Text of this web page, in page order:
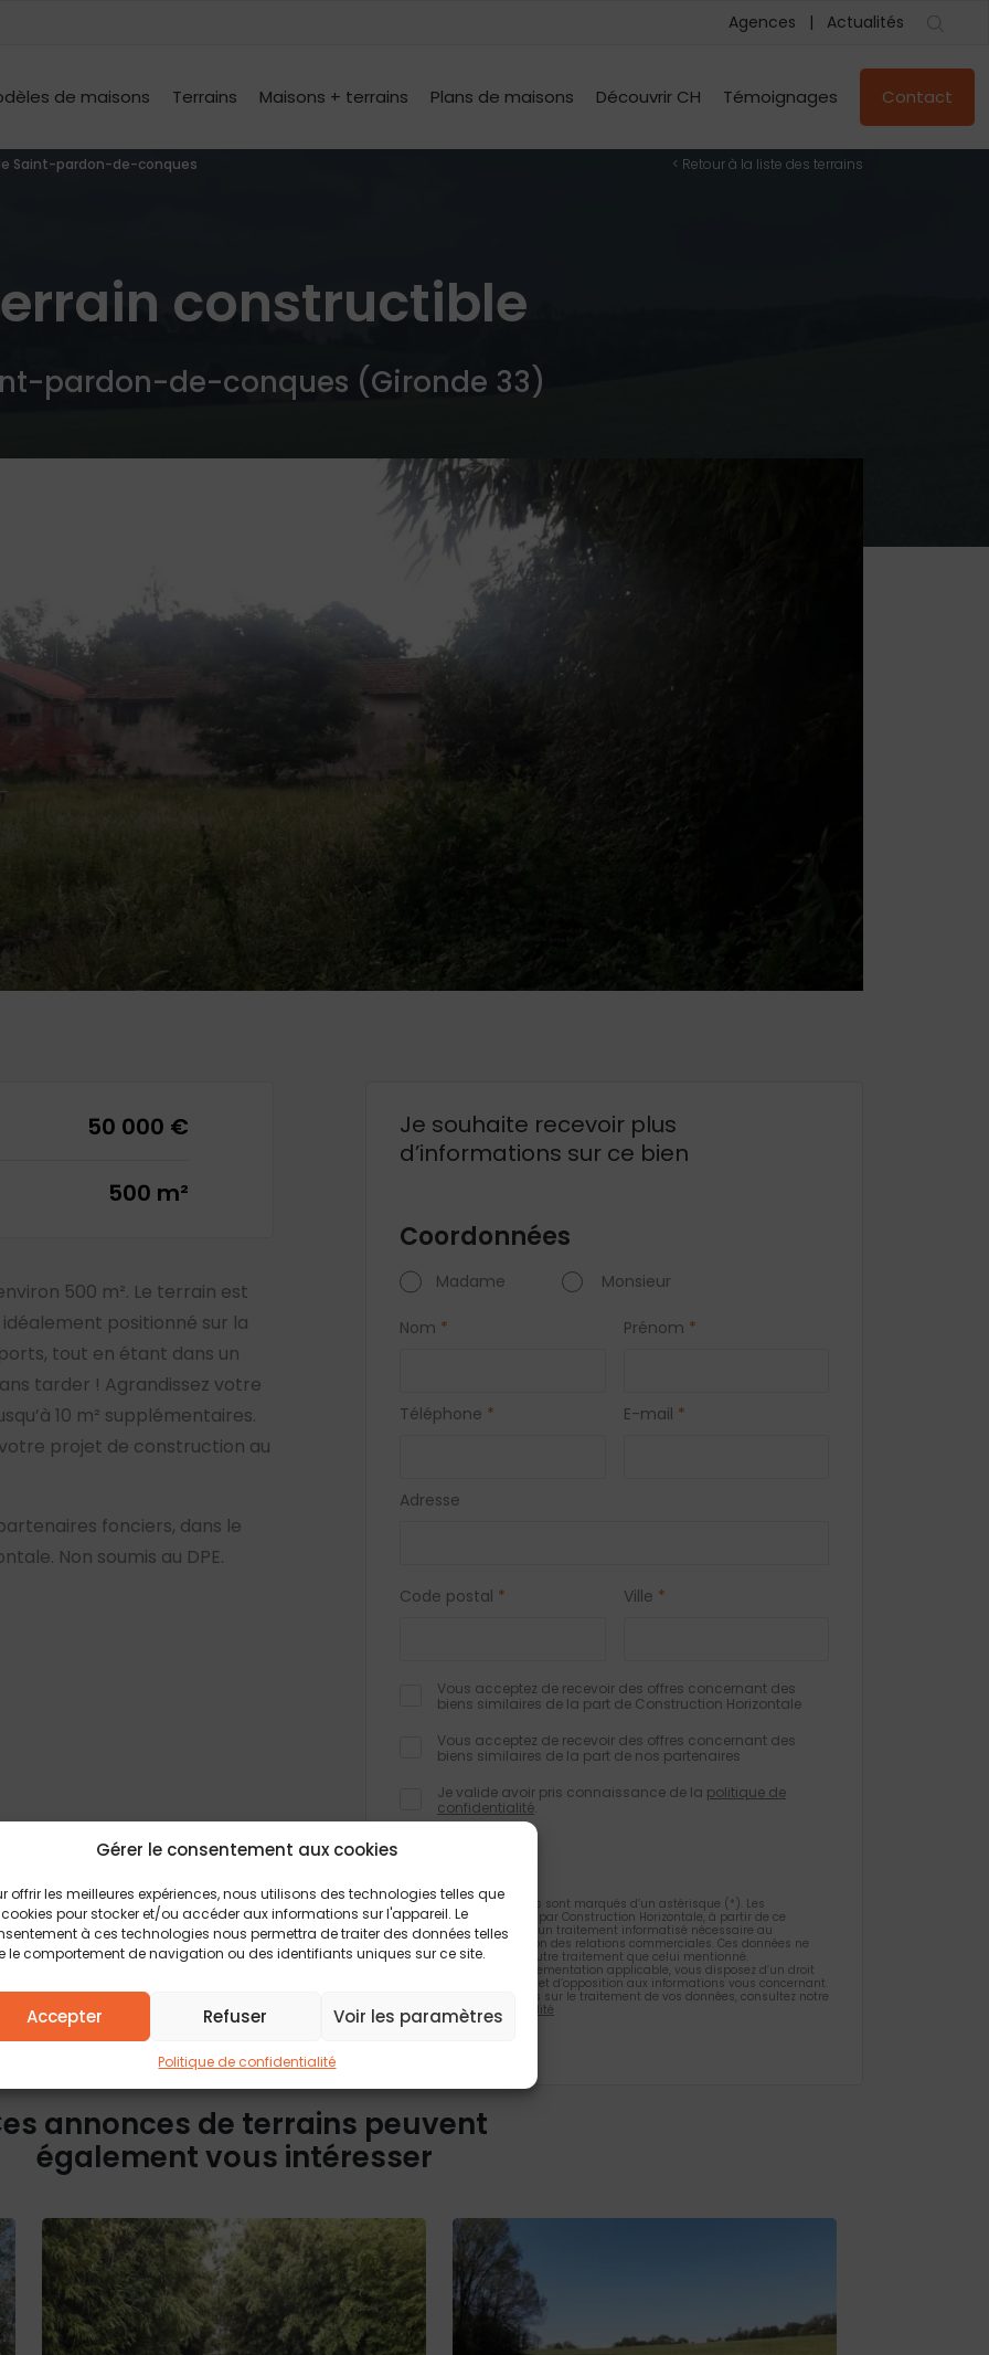
Gérer le consentement aux cookies
offrir les meilleures expériences, nous utilisons des technologies telles que
pour stocker et/ou accéder aux informations sur l'appareil. Le
à ces technologies nous permettra de traiter des données telles
le comportement de navigation ou des identifiants uniques sur ce site.
Accepter Refuser Voir les paramètres
Politique de confidentialité
Agences Actualités
de maisons Terrains Maisons + terrains Plans de maisons Découvrir CH Témoignages Contact
Saint-pardon-de-conques < Retour à la liste des terrains
constructible
pardon-de-conques (Gironde 33)
50 000 €
500 m²
500 m². Le terrain est
positionné sur la
tout en étant dans un
tarder ! Agrandissez votre
10 m² supplémentaires.
projet de construction au
fonciers, dans le
Non soumis au DPE.
Je souhaite recevoir plus
d’informations sur ce bien
Coordonnées
Madame Monsieur
Nom * Prénom *
Téléphone * E-mail *
Adresse
Code postal * Ville *
Vous acceptez de recevoir des offres concernant des
biens similaires de la part de Construction Horizontale
Vous acceptez de recevoir des offres concernant des
biens similaires de la part de nos partenaires
Je valide avoir pris connaissance de la politique de
confidentialité.
Les champs obligatoires sont marqués d’un astérisque (*). Les
informations recueillies par Construction Horizontale, à partir de ce
formulaire, font l’objet d’un traitement informatisé nécessaire au
traitement et à la gestion des relations commerciales. Ces données ne
feront pas l’objet d’un autre traitement que celui mentionné.
Conformément à la règlementation applicable, vous disposez d’un droit
d’accès, de rectification et d’opposition aux informations vous concernant.
Pour plus d’informations sur le traitement de vos données, consultez notre
politique de confidentialité
annonces de terrains peuvent
également vous intéresser